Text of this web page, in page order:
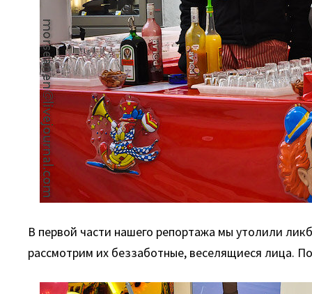
В первой части нашего репортажа мы утолили
рассмотрим их беззаботные, веселящиеся лица.